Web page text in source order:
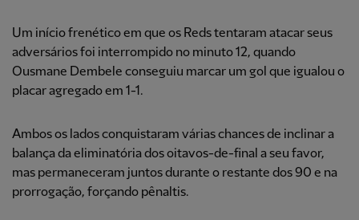
Um início frenético em que os Reds tentaram atacar seus
adversários foi interrompido no minuto 12, quando
Ousmane Dembele conseguiu marcar um gol que igualou o
placar agregado em 1-1.
Ambos os lados conquistaram várias chances de inclinar a
balança da eliminatória dos oitavos-de-final a seu favor,
mas permaneceram juntos durante o restante dos 90 e na
prorrogação, forçando pênaltis.